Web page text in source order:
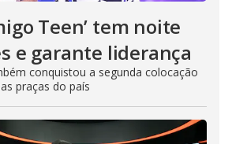
Teen’ tem noite
e garante liderança
conquistou a segunda colocação
praças do país